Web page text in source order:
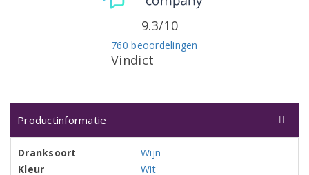
Vindict
760 beoordelingen
9.3/10
Productinformatie
Dranksoort
Wijn
Kleur
Wit